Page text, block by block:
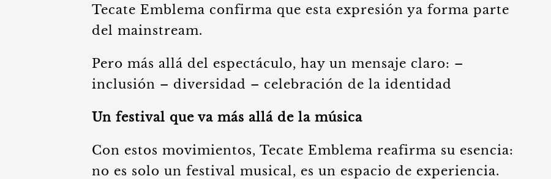
Tecate Emblema confirma que esta expresión ya forma parte
del mainstream.
Pero más allá del espectáculo, hay un mensaje claro: –
inclusión – diversidad – celebración de la identidad
Un festival que va más allá de la música
Con estos movimientos, Tecate Emblema reafirma su esencia:
no es solo un festival musical, es un espacio de experiencia.